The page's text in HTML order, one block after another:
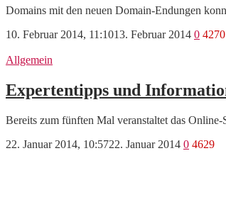
Domains mit den neuen Domain-Endungen
10. Februar 2014, 11:1013. Februar 2014 0 4270
Allgemein
Expertentipps und
Bereits zum fünften Mal veranstaltet das
22. Januar 2014, 10:5722. Januar 2014 0 4629